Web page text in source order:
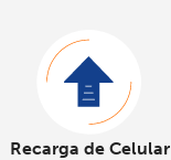
Recarga de Celular